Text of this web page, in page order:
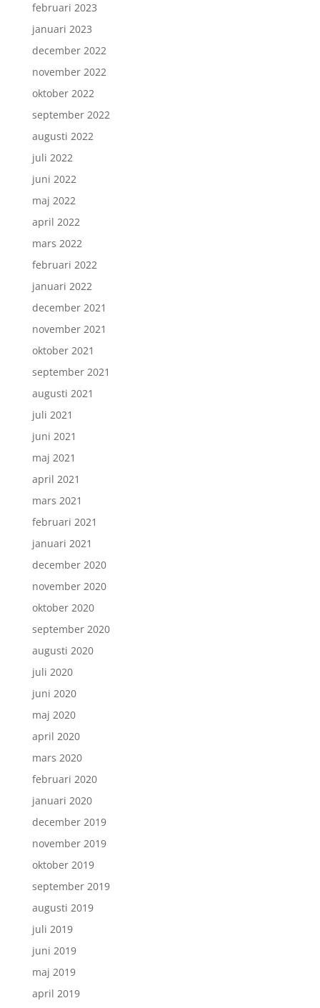
februari 2023
januari 2023
december 2022
november 2022
oktober 2022
september 2022
augusti 2022
juli 2022
juni 2022
maj 2022
april 2022
mars 2022
februari 2022
januari 2022
december 2021
november 2021
oktober 2021
september 2021
augusti 2021
juli 2021
juni 2021
maj 2021
april 2021
mars 2021
februari 2021
januari 2021
december 2020
november 2020
oktober 2020
september 2020
augusti 2020
juli 2020
juni 2020
maj 2020
april 2020
mars 2020
februari 2020
januari 2020
december 2019
november 2019
oktober 2019
september 2019
augusti 2019
juli 2019
juni 2019
maj 2019
april 2019